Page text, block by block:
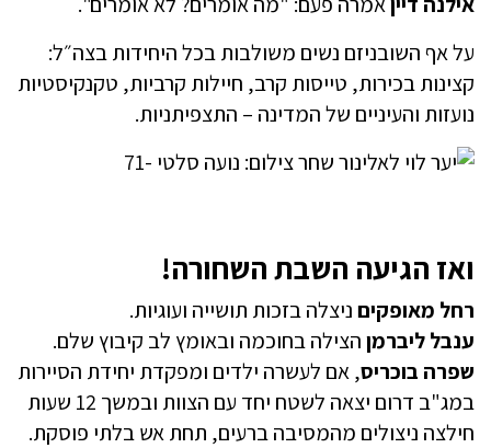
על אף השובניזם נשים משולבות בכל היחידות בצה״ל:
קצינות בכירות, טייסות קרב, חיילות קרביות, טקנקיסטיות
נועזות והעיניים של המדינה – התצפיתניות.
ואז הגיעה השבת השחורה!
רחל מאופקיםניצלה בזכות תושייה ועוגיות.
ענבל ליברמןהצילה בחוכמה ובאומץ לב קיבוץ שלם.
שפרה בוכריס, אם לעשרה ילדים ומפקדת יחידת הסיירות
במג"ב דרום יצאה לשטח יחד עם הצוות ובמשך 12 שעות
חילצה ניצולים מהמסיבה ברעים, תחת אש בלתי פוסקת.